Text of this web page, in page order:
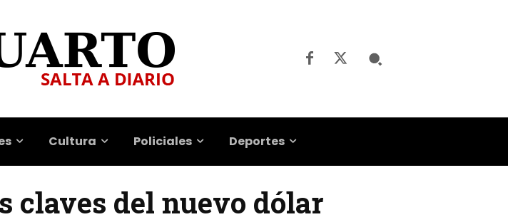
Cultura Policiales Deportes
claves del nuevo dólar